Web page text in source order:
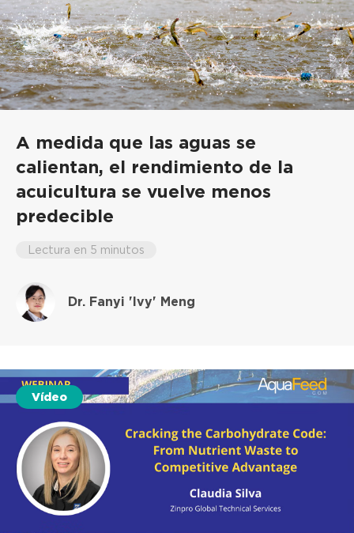
A medida que las aguas se
calientan, el rendimiento de la
acuicultura se vuelve menos
predecible
Lectura en 5 minutos
Dr. Fanyi 'Ivy' Meng
Vídeo